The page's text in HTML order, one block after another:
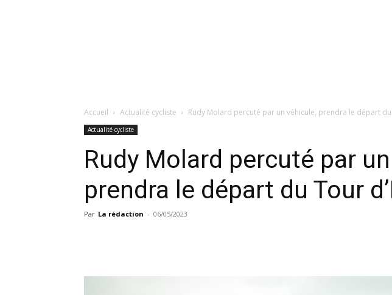
Accueil Actualité cycliste Rudy Molard percuté par un véhicule, prendra le départ du
Actualité cycliste
Rudy Molard percuté par
prendra le départ du Tour
Par La rédaction - 06/05/2023